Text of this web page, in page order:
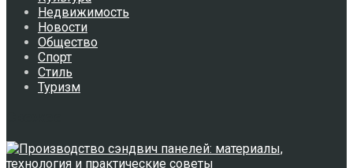
Недвижимость
Новости
Общество
Спорт
Стиль
Туризм